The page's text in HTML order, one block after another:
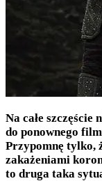
Na całe szczęście
do ponownego
Przypomnę tylko,
zakażeniami
to druga taka